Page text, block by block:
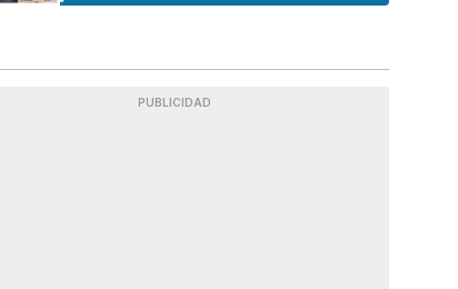
PUBLICIDAD